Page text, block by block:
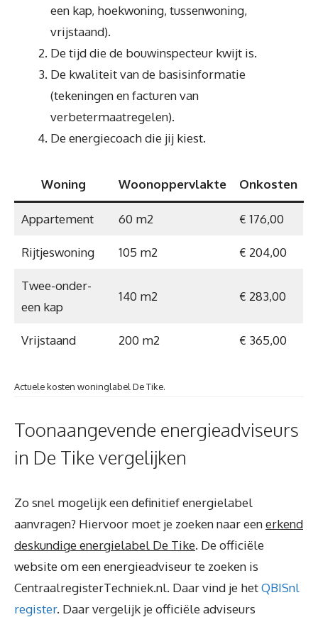
een kap, hoekwoning, tussenwoning,
vrijstaand).
De tijd die de bouwinspecteur kwijt is.
De kwaliteit van de basisinformatie
(tekeningen en facturen van
verbetermaatregelen).
De energiecoach die jij kiest.
Woning Woonoppervlakte Onkosten
Appartement 60 m2 € 176,00
Rijtjeswoning 105 m2 € 204,00
Twee-onder-
een kap
140 m2 € 283,00
Vrijstaand 200 m2 € 365,00
Actuele kosten woninglabel De Tike.
Toonaangevende energieadviseurs
in De Tike vergelijken
Zo snel mogelijk een definitief energielabel
aanvragen? Hiervoor moet je zoeken naar eenerkend
deskundige energielabel De Tike. De officiële
website om een energieadviseur te zoeken is
CentraalregisterTechniek.nl. Daar vind je hetQBISnl
register. Daar vergelijk je officiële adviseurs